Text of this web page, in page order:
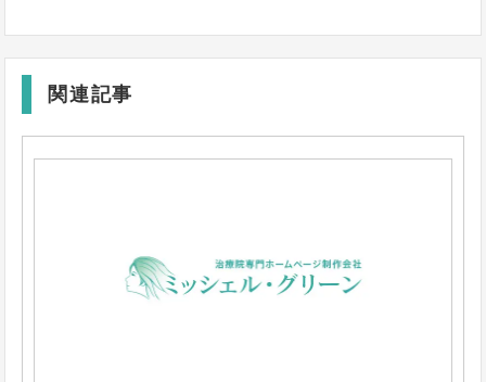
関連記事